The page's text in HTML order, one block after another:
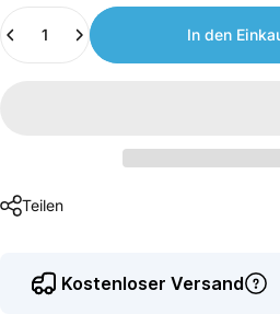
earn
points.
In den
Teilen
Kostenloser Versand